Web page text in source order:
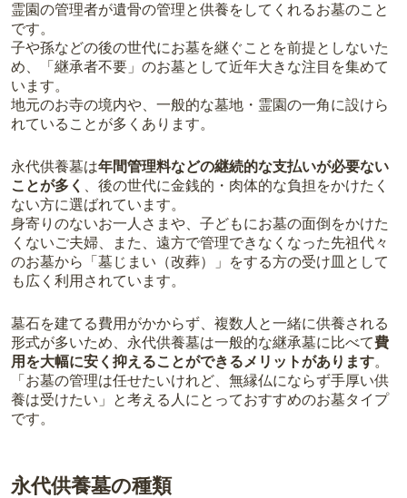
霊園の管理者が遺骨の管理と供養をしてくれるお墓のこと
です。
子や孫などの後の世代にお墓を継ぐことを前提としないた
め、「継承者不要」のお墓として近年大きな注目を集めて
います。
地元のお寺の境内や、一般的な墓地・霊園の一角に設けら
れていることが多くあります。
永代供養墓は年間管理料などの継続的な支払いが必要ない
ことが多く
、後の世代に金銭的・肉体的な負担をかけたく
ない方に選ばれています。
身寄りのないお一人さまや、子どもにお墓の面倒をかけた
くないご夫婦、また、遠方で管理できなくなった先祖代々
のお墓から「墓じまい（改葬）」をする方の受け皿として
も広く利用されています。
墓石を建てる費用がかからず、複数人と一緒に供養される
形式が多いため、永代供養墓は一般的な継承墓に比べて費
用を大幅に安く抑えることができるメリットがあります。
「お墓の管理は任せたいけれど、無縁仏にならず手厚い供
養は受けたい」と考える人にとっておすすめのお墓タイプ
です。
永代供養墓の種類